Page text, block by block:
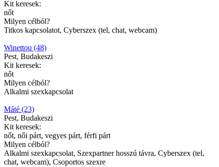
Kit keresek:
nőt
Milyen célból?
Titkos kapcsolatot, Cyberszex (tel, chat, webcam)
Winettou (48)
Pest, Budakeszi
Kit keresek:
nőt
Milyen célból?
Alkalmi szexkapcsolat
Máté (23)
Pest, Budakeszi
Kit keresek:
nőt, női párt, vegyes párt, férfi párt
Milyen célból?
Alkalmi szexkapcsolat, Szexpartner hosszú távra, Cyberszex (tel,
chat, webcam), Csoportos szexre